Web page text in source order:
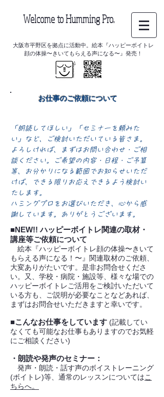
Welcome to Humming Pro.
大阪市平野区を拠点に活動中。絵本『ハッピーボイトレ
顔の体操〜きいてもらえる声になる〜』発売！
お仕事のご依頼について
「朗読してほしい」「セミナーを頼みた
い」など、ご検討いただいている皆さま。
よろしければ、まずはお問い合わせ・ご相
談ください。ご希望の内容・日程・ご予算
等、お分かりになる範囲でお知らせいただ
けば、できる限りお応えできるよう検討い
たします。
ハミングプロをお選びいただき、心から感
謝しています。ありがとうございます。
■NEW!! ハッピーボイトレ関連の取材・
講座等ご依頼について
絵本『ハッピーボイトレ顔の体操〜きいて
もらえる声になる！〜』関連取材のご依頼、
大変ありがたいです。是非お問合せくださ
い。又、学校・病院・施設等、様々な場での
ハッピーボイトレご活用をご検討いただいて
いる方も、ご説明が必要なことなどあれば、
まずはお問合せいただきますと幸いです。
■こんなお仕事をしています (記載してい
なくても可能なお仕事もありますのでお気軽
にご相談ください)
・朗読や発声のセミナー：
発声・朗読・話す声のボイストレーニング
(ボイトレ)等、通常のレッスンについてはこ
ちらへ。